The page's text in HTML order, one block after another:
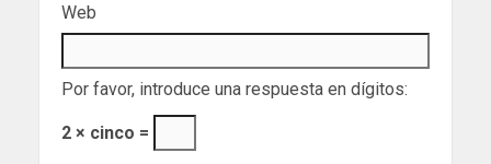
Web
Por favor, introduce una respuesta en dígitos:
2 × cinco =